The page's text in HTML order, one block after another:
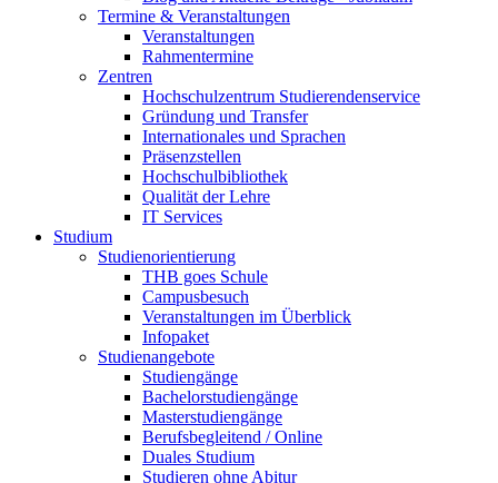
Termine & Veranstaltungen
Veranstaltungen
Rahmentermine
Zentren
Hochschulzentrum Studierendenservice
Gründung und Transfer
Internationales und Sprachen
Präsenzstellen
Hochschulbibliothek
Qualität der Lehre
IT Services
Studium
Studienorientierung
THB goes Schule
Campusbesuch
Veranstaltungen im Überblick
Infopaket
Studienangebote
Studiengänge
Bachelorstudiengänge
Masterstudiengänge
Berufsbegleitend / Online
Duales Studium
Studieren ohne Abitur